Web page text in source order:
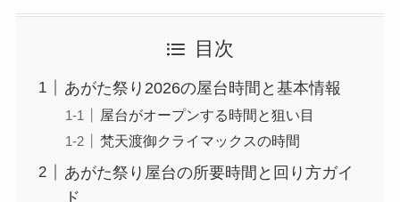
目次
あがた祭り2026の屋台時間と基本情報
屋台がオープンする時間と狙い目
梵天渡御クライマックスの時間
あがた祭り屋台の所要時間と回り方ガイ
ド